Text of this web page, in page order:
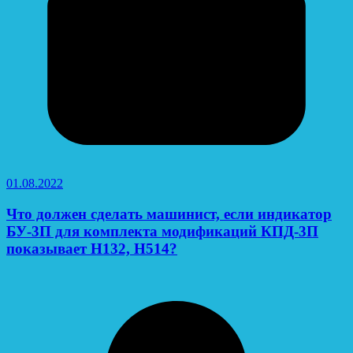
01.08.2022
Что должен сделать машинист, если индикатор
БУ-3П для комплекта модификаций КПД-3П
показывает Н132, Н514?